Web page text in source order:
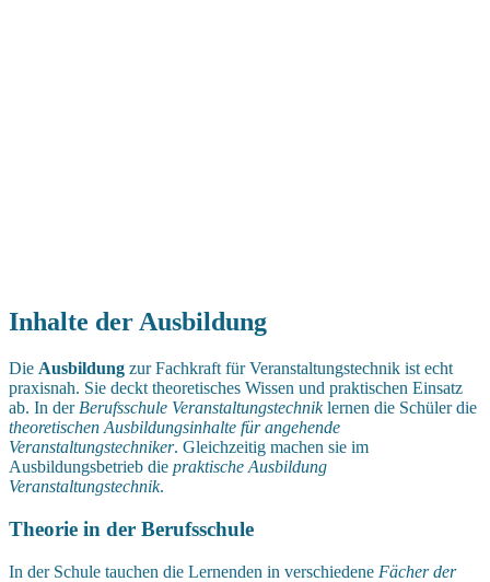
Inhalte der Ausbildung
Die Ausbildung zur Fachkraft für Veranstaltungstechnik ist echt
praxisnah. Sie deckt theoretisches Wissen und praktischen Einsatz
ab. In der Berufsschule Veranstaltungstechniklernen die Schüler die
theoretischen Ausbildungsinhalte für angehende
Veranstaltungstechniker. Gleichzeitig machen sie im
Ausbildungsbetrieb die praktische Ausbildung
Veranstaltungstechnik.
Theorie in der Berufsschule
In der Schule tauchen die Lernenden in verschiedene Fächer der